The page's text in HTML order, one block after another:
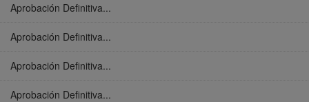
Aprobación Definitiva...
Aprobación Definitiva...
Aprobación Definitiva...
Aprobación Definitiva...